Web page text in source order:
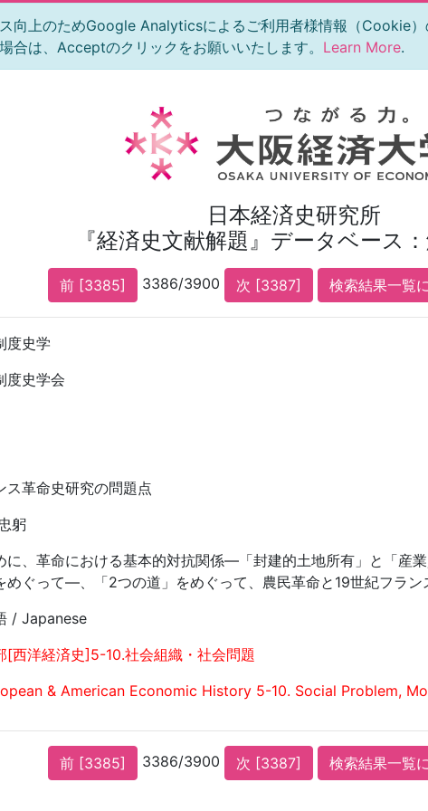
向上のためGoogle Analyticsによるご利用者様情報（Cookie）
合は、Acceptのクリックをお願いいたします。 Learn More.
日本経済史研究所
『経済史文献解題』データベース
前 [3385] 3386/3900 次 [3387] 検索結果一覧
度史学
度史学会
ス革命史研究の問題点
躬
に、革命における基本的対抗関係—「封建的土地所有」と「産
めぐって—、「2つの道」をめぐって、農民革命と19世紀フラン
/ Japanese
[西洋経済史]5-10.社会組織・社会問題
& American Economic History 5-10. Social Problem,
前 [3385] 3386/3900 次 [3387] 検索結果一覧